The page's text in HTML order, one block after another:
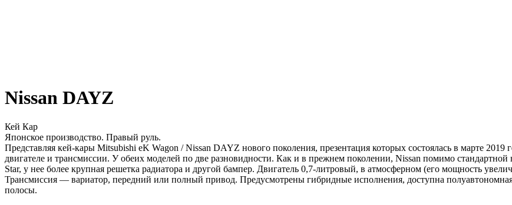
Nissan DAYZ
Кей Кар
Японское производство. Правый руль.
Представляя кей-кары Mitsubishi eK Wagon / Nissan DAYZ нового поколения, презентация которых состоялась в марте
двигателе и трансмиссии. У обеих моделей по две разновидности. Как и в прежнем поколении, Nissan помимо
Star, у нее более крупная решетка радиатора и другой бампер. Двигатель 0,7-литровый, в атмосферном (его мощность
Трансмиссия — вариатор, передний или полный привод. Предусмотрены гибридные исполнения, доступна
полосы.